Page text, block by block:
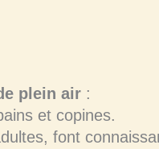
plein air :
et copines.
font